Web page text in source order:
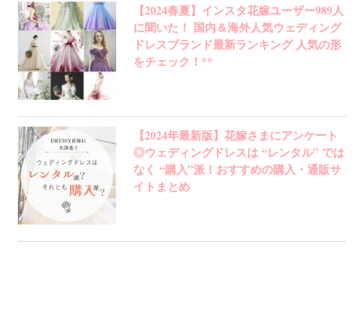
【2024春夏】インスタ花嫁ユーザー989人
に聞いた！ 国内＆海外人気ウェディング
ドレスブランド最新ランキング 人気の形
をチェック！**
【2024年最新版】花嫁さまにアンケート
◎ウェディングドレスは “レンタル” では
なく “購入”派！おすすめの購入・通販サ
イトまとめ